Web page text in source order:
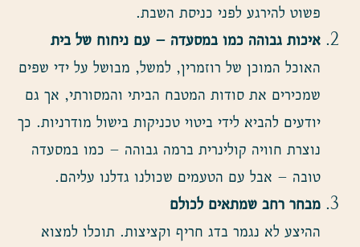
פשוט להירגע לפני כניסת השבת.
איכות גבוהה כמו במסעדה – עם ניחוח של בית
האוכל המוכן של רוזמרין, למשל, מבושל על ידי שפים
שמכירים את סודות המטבח הביתי והמסורתי, אך גם
יודעים להביא לידי ביטוי טכניקות בישול מודרניות. כך
נוצרת חוויה קולינרית ברמה גבוהה – כמו במסעדה
טובה – אבל עם הטעמים שכולנו גדלנו עליהם.
מבחר רחב שמתאים לכולם
ההיצע לא נגמר בדג חריף וקציצות. תוכלו למצוא